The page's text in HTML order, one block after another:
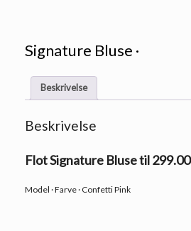
Signature Bluse ·
Beskrivelse
Beskrivelse
Flot Signature Bluse til 299.00
Model · Farve · Confetti Pink